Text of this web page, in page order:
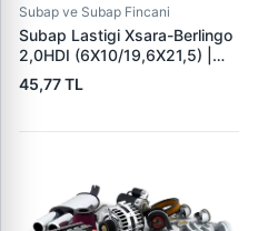
Subap ve Subap Fincani
Subap Lastigi Xsara-Berlingo
2,0HDI (6X10/19,6X21,5) |
CDF 135V | OEM
3M5Q6571BA 9400956489
45,77 TL